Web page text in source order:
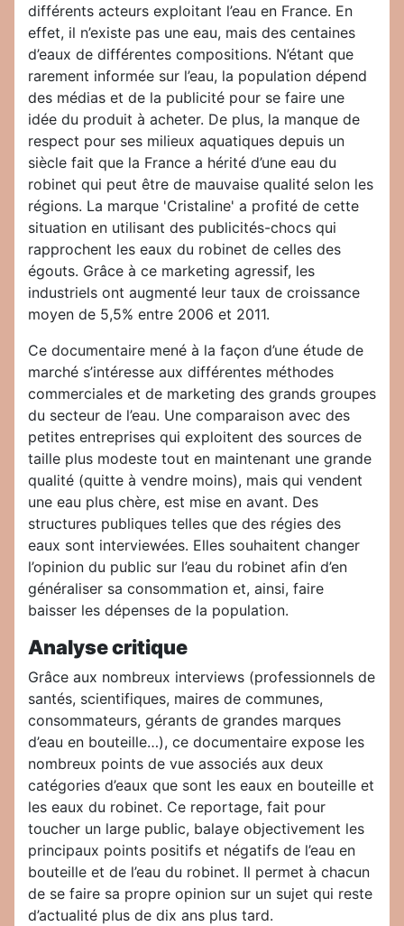
différents acteurs exploitant l’eau en France. En
effet, il n’existe pas une eau, mais des centaines
d’eaux de différentes compositions. N’étant que
rarement informée sur l’eau, la population dépend
des médias et de la publicité pour se faire une
idée du produit à acheter. De plus, la manque de
respect pour ses milieux aquatiques depuis un
siècle fait que la France a hérité d’une eau du
robinet qui peut être de mauvaise qualité selon les
régions. La marque 'Cristaline' a profité de cette
situation en utilisant des publicités-chocs qui
rapprochent les eaux du robinet de celles des
égouts. Grâce à ce marketing agressif, les
industriels ont augmenté leur taux de croissance
moyen de 5,5% entre 2006 et 2011.
Ce documentaire mené à la façon d’une étude de
marché s’intéresse aux différentes méthodes
commerciales et de marketing des grands groupes
du secteur de l’eau. Une comparaison avec des
petites entreprises qui exploitent des sources de
taille plus modeste tout en maintenant une grande
qualité (quitte à vendre moins), mais qui vendent
une eau plus chère, est mise en avant. Des
structures publiques telles que des régies des
eaux sont interviewées. Elles souhaitent changer
l’opinion du public sur l’eau du robinet afin d’en
généraliser sa consommation et, ainsi, faire
baisser les dépenses de la population.
Analyse critique
Grâce aux nombreux interviews (professionnels de
santés, scientifiques, maires de communes,
consommateurs, gérants de grandes marques
d’eau en bouteille…), ce documentaire expose les
nombreux points de vue associés aux deux
catégories d’eaux que sont les eaux en bouteille et
les eaux du robinet. Ce reportage, fait pour
toucher un large public, balaye objectivement les
principaux points positifs et négatifs de l’eau en
bouteille et de l’eau du robinet. Il permet à chacun
de se faire sa propre opinion sur un sujet qui reste
d’actualité plus de dix ans plus tard.